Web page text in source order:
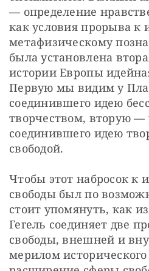
— определение
как условия прорыва к
метафизическому
была установлена
истории Европы
Первую мы видим у
соединившего идею
творчеством, вторую
соединившего идею
свободой.
Чтобы этот набросок к
свободы был по
стоит упомянуть, как
Гегель соединяет две
свободы, внешней и
мерилом исторического